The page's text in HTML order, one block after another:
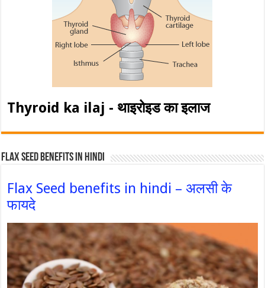
Thyroid ka ilaj - थाइरोइड का इलाज
Flax Seed Benefits in hindi
Flax Seed benefits in hindi – अलसी के
फायदे